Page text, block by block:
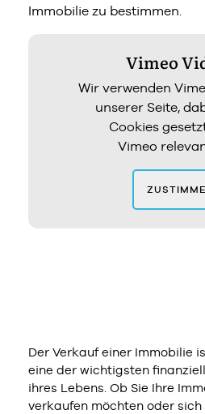
Immobilie zu bestimmen.
Vimeo
Wir verwenden
unserer Seite,
Cookies
Vimeo
Der Verkauf einer Immobilie
eine der wichtigsten
ihres Lebens. Ob Sie Ihre
verkaufen möchten oder